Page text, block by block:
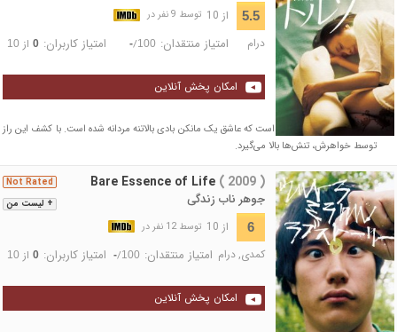
5.5 از 10 توسط 9 نفر در
درام امتیاز منتقدان: -/100 امتیاز کاربران: 0از 10
امکان پخش آنلاین
هیروکو زن جوان و منزوی است که عاشق یک مانکن بادی بالاتنه مردانه شده است. با کشف این راز
توسط خواهرش، تنش‌ها بالا می‌گیرد.
+ لیست من
Not Rated Bare Essence of Life ( 2009 )
جوهر ناب زندگی
6 از 10 توسط 12 نفر در
کمدی,درام امتیاز منتقدان: -/100 امتیاز کاربران: 0از 10
امکان پخش آنلاین